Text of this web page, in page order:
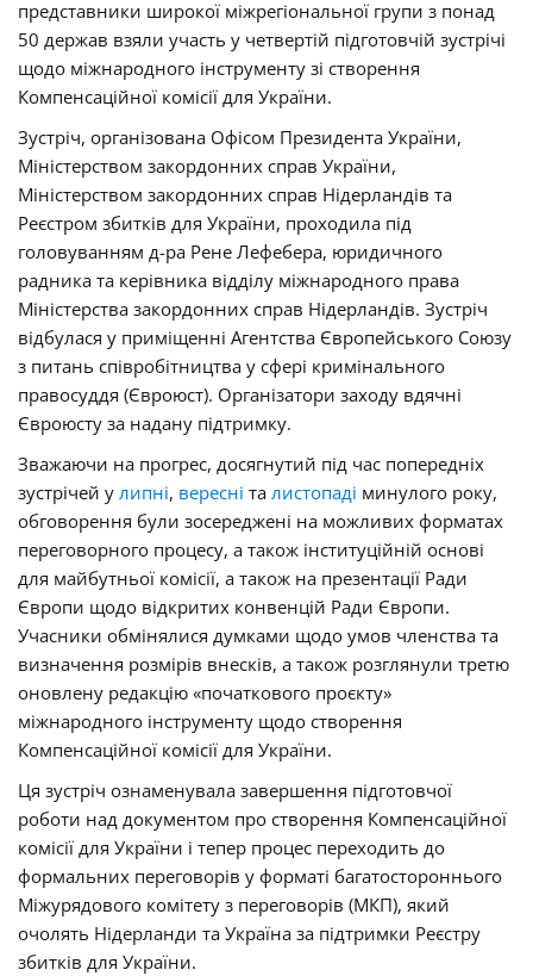
представники широкої міжрегіональної групи з понад
50 держав взяли участь у четвертій підготовчій зустрічі
щодо міжнародного інструменту зі створення
Компенсаційної комісії для України.
Зустріч, організована Офісом Президента України,
Міністерством закордонних справ України,
Міністерством закордонних справ Нідерландів та
Реєстром збитків для України, проходила під
головуванням д-ра Рене Лефебера, юридичного
радника та керівника відділу міжнародного права
Міністерства закордонних справ Нідерландів. Зустріч
відбулася у приміщенні Агентства Європейського Союзу
з питань співробітництва у сфері кримінального
правосуддя (Євроюст). Організатори заходу вдячні
Євроюсту за надану підтримку.
Зважаючи на прогрес, досягнутий під час попередніх
зустрічей у липні, вересні та листопаді минулого року,
обговорення були зосереджені на можливих форматах
переговорного процесу, а також інституційній основі
для майбутньої комісії, а також на презентації Ради
Європи щодо відкритих конвенцій Ради Європи.
Учасники обмінялися думками щодо умов членства та
визначення розмірів внесків, а також розглянули третю
оновлену редакцію «початкового проєкту»
міжнародного інструменту щодо створення
Компенсаційної комісії для України.
Ця зустріч ознаменувала завершення підготовчої
роботи над документом про створення Компенсаційної
комісії для України і тепер процес переходить до
формальних переговорів у форматі багатостороннього
Міжурядового комітету з переговорів (МКП), який
очолять Нідерланди та Україна за підтримки Реєстру
збитків для України.